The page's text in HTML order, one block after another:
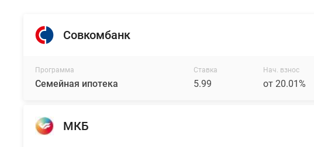
Совкомбанк
Программа
Семейная ипотека
Ставка
5.99
Нач. взнос
от 20.01%
МКБ